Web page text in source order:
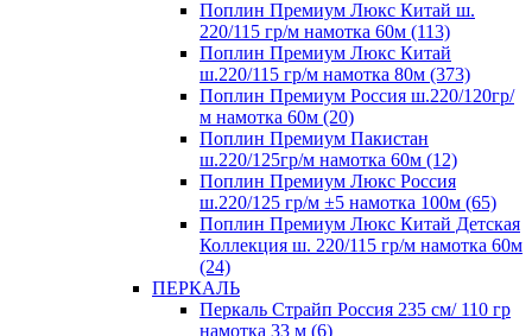
Поплин Премиум Люкс Китай ш.
220/115 гр/м намотка 60м (113)
Поплин Премиум Люкс Китай
ш.220/115 гр/м намотка 80м (373)
Поплин Премиум Россия ш.220/120гр/
м намотка 60м (20)
Поплин Премиум Пакистан
ш.220/125гр/м намотка 60м (12)
Поплин Премиум Люкс Россия
ш.220/125 гр/м ±5 намотка 100м (65)
Поплин Премиум Люкс Китай Детская
Коллекция ш. 220/115 гр/м намотка 60м
(24)
ПЕРКАЛЬ
Перкаль Страйп Россия 235 см/ 110 гр
намотка 33 м (6)